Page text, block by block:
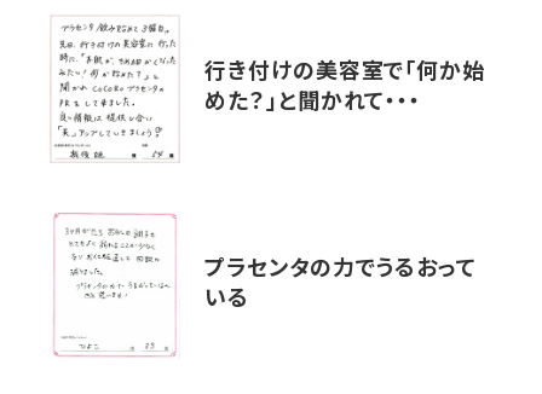
行き付けの美容室で「何か始
めた？」と聞かれて・・・
プラセンタの力でうるおって
いる